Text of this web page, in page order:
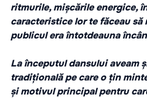
ritmurile, mișcările energice,
caracteristice lor te făceau
publicul era întotdeauna
La începutul dansului aveam
tradițională pe care o țin
și motivul principal pentru